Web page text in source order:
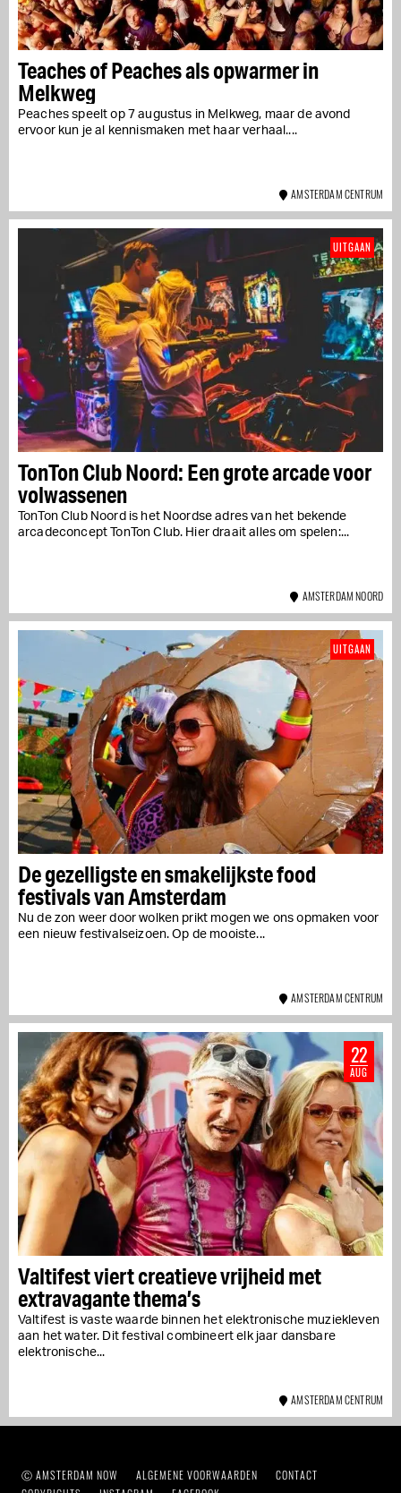
Teaches of Peaches als opwarmer in
Melkweg
Peaches speelt op 7 augustus in Melkweg, maar de avond
ervoor kun je al kennismaken met haar verhaal....
AMSTERDAM CENTRUM
TonTon Club Noord: Een grote arcade voor
volwassenen
TonTon Club Noord is het Noordse adres van het bekende
arcadeconcept TonTon Club. Hier draait alles om spelen:...
UITGAAN
AMSTERDAM NOORD
De gezelligste en smakelijkste food
festivals van Amsterdam
Nu de zon weer door wolken prikt mogen we ons opmaken voor
een nieuw festivalseizoen. Op de mooiste...
UITGAAN
AMSTERDAM CENTRUM
Valtifest viert creatieve vrijheid met
extravagante thema’s
Valtifest is vaste waarde binnen het elektronische muziekleven
aan het water. Dit festival combineert elk jaar dansbare
elektronische...
22
AUG
AMSTERDAM CENTRUM
Ⓒ AMSTERDAM NOW ALGEMENE VOORWAARDEN
CONTACT